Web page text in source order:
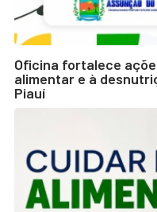
Oficina fortalece
alimentar e à
Piauí